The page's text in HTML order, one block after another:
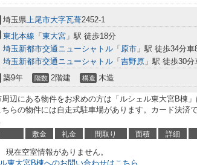
埼玉県上尾市大字瓦葺2452-1
東北本線 「 東大宮 」駅 徒歩18分
埼玉新都市交通ニューシャトル 「 原市 」駅 徒歩34分
埼玉新都市交通ニューシャトル 「 吉野原 」駅 徒歩30
築9年 階数 2階建 構造 木造
辺にある物件をお求めの方は「ルシェル東大宮B棟
ちらの物件には自走式駐車場があります。カード決済
敷金 礼金 間取り 面積 詳細
現在空室情報がありません。
東大宮B棟へのお問い合わせはこちら